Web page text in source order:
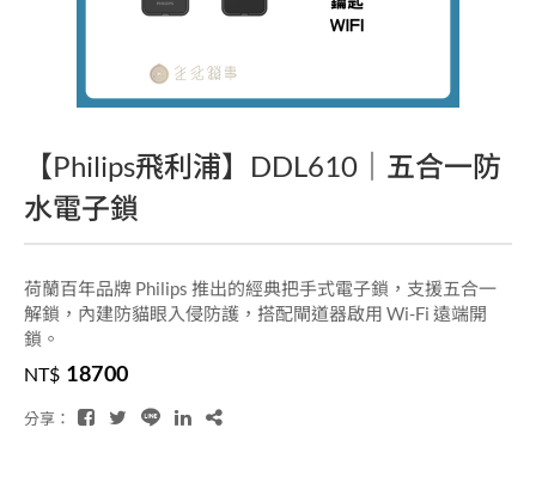
【Philips飛利浦】DDL610｜五合一防
水電子鎖
荷蘭百年品牌 Philips 推出的經典把手式電子鎖，支援五合一
解鎖，內建防貓眼入侵防護，搭配閘道器啟用 Wi-Fi 遠端開
鎖。
NT$ 18700
分享：